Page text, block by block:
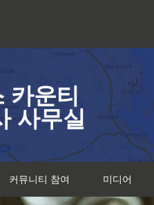
카운티
사무실
커뮤니티 참여 미디어